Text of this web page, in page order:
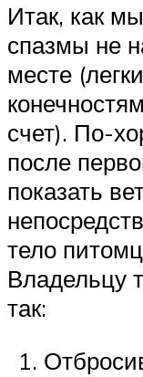
Итак, как
спазмы не
месте
счет). По-
после
показать
тело
Владельцу
так: